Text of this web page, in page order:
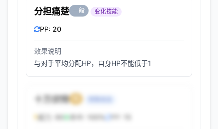
分担痛楚 一般 变化技能
PP: 20
效果说明
与对手平均分配HP，自身HP不能低于1
十万伏特
威力: 90 命中: